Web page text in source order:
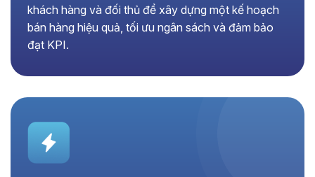
khách hàng và đối thủ để xây dựng một kế hoạch
bán hàng hiệu quả, tối ưu ngân sách và đảm bảo
đạt KPI.